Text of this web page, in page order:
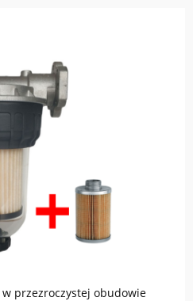
przezroczystej obudowie